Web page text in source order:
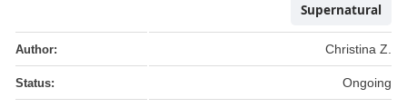
Supernatural
Author: Christina Z.
Status: Ongoing